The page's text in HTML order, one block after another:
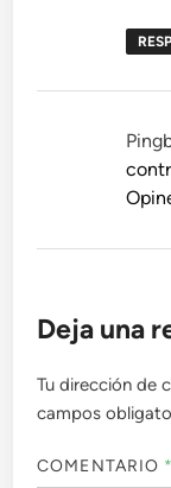
Deja una
Tu dirección de
campos
COMENTARIO *